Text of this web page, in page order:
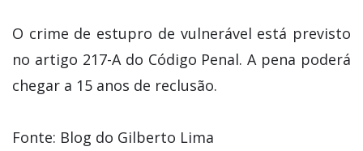
O crime de estupro de vulnerável está previsto
no artigo 217-A do Código Penal. A pena poderá
chegar a 15 anos de reclusão.
Fonte: Blog do Gilberto Lima